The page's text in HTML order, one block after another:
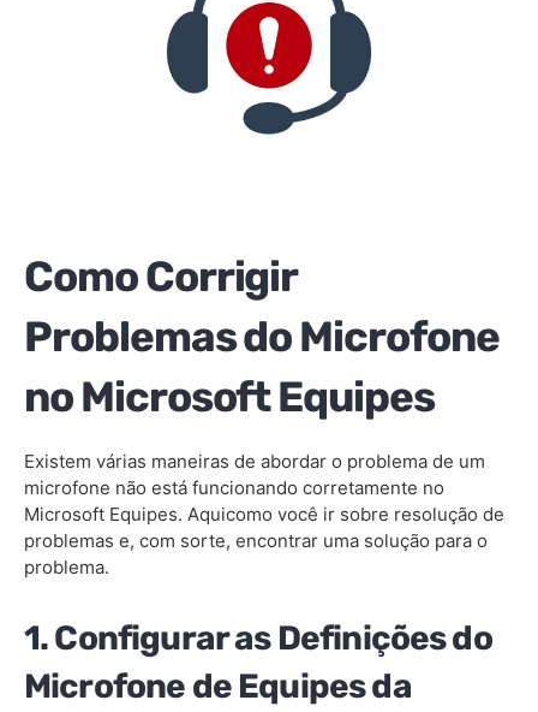
Como Corrigir
Problemas do Microfone
no Microsoft Equipes
Existem várias maneiras de abordar o problema de um
microfone não está funcionando corretamente no
Microsoft Equipes. Aquicomo você ir sobre resolução de
problemas e, com sorte, encontrar uma solução para o
problema.
1. Configurar as Definições do
Microfone de Equipes da